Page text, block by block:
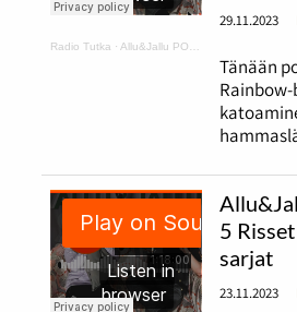
Radio Tutka ·Allu&Jallu PODCAST 6 Tapaus Rainbow ja hammaslääkärissä ilman housuja
29.11.2023
Tänään
5
sarjat
23.11.2023